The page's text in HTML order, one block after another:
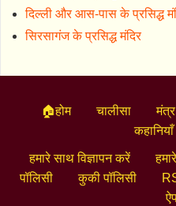
दिल्ली और आस-पास के प्रसिद्ध
सिरसागंज के प्रसिद्ध मंदिर
🏠होम चालीसा मंत्र
कहानियाँ
हमारे साथ विज्ञापन करें
पॉलिसी
कुकी पॉलिसी